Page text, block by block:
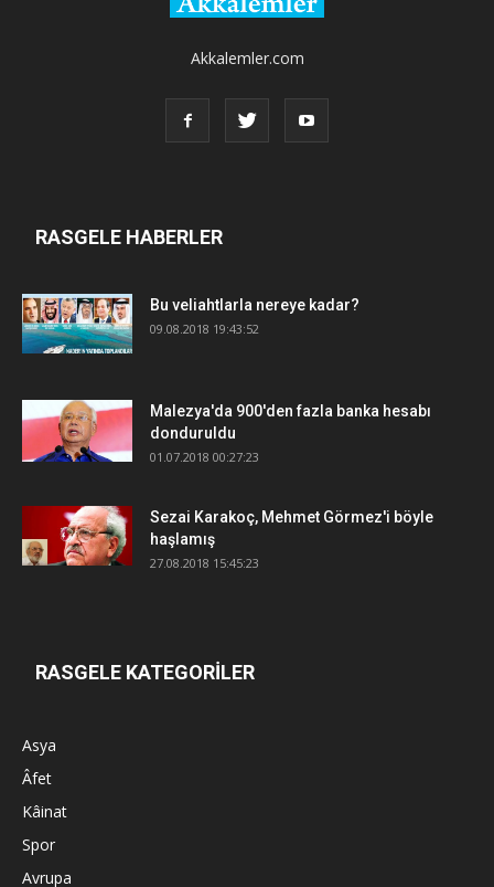
Akkalemler.com
RASGELE HABERLER
Bu veliahtlarla nereye kadar?
09.08.2018 19:43:52
Malezya'da 900'den fazla banka hesabı
donduruldu
01.07.2018 00:27:23
Sezai Karakoç, Mehmet Görmez'i böyle
haşlamış
27.08.2018 15:45:23
RASGELE KATEGORİLER
Asya
Âfet
Kâinat
Spor
Avrupa